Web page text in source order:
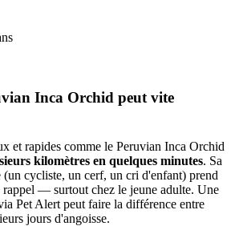
Inca Orchid peut vite
et rapides comme le Peruvian Inca Orchid
kilomètres en quelques minutes. Sa
cycliste, un cerf, un cri d'enfant) prend
rappel — surtout chez le jeune adulte. Une
Pet Alert peut faire la différence entre
jours d'angoisse.